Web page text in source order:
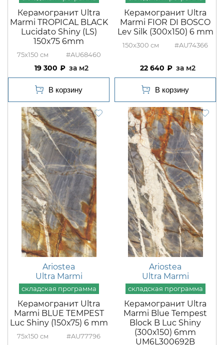
Керамогранит Ultra
Marmi TROPICAL BLACK
Lucidato Shiny (LS)
150x75 6mm
75x150 #AU68460
19 300 м2
Керамогранит Ultra
Marmi FIOR DI BOSCO
Lev Silk (300x150) 6 mm
150x300 #AU74366
22 640 м2
Ariostea
Ultra Marmi
Керамогранит Ultra
Marmi BLUE TEMPEST
Luc Shiny (150х75) 6 mm
75x150 #AU77796
Ariostea
Ultra Marmi
Керамогранит Ultra
Marmi Blue Tempest
Block B Luc Shiny
(300х150) 6mm
UM6L300692B